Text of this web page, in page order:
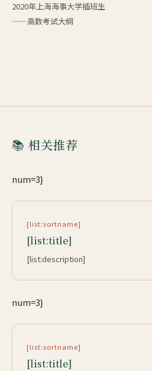
2020年上海海事大学插班生
——高数考试大纲
📚 相关推荐
num=3}
[list:sortname]
[list:title]
[list:description]
num=3}
[list:sortname]
[list:title]